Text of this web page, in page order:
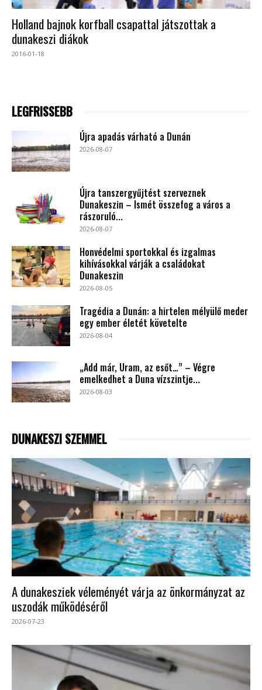
Holland bajnok korfball csapattal játszottak a
dunakeszi diákok
2016-01-18
LEGFRISSEBB
Újra apadás várható a Dunán
2026-08-07
Újra tanszergyűjtést szerveznek
Dunakeszin – Ismét összefog a város a
rászoruló...
2026-08-07
Honvédelmi sportokkal és izgalmas
kihívásokkal várják a családokat
Dunakeszin
2026-08-05
Tragédia a Dunán: a hirtelen mélyülő meder
egy ember életét követelte
2026-08-04
„Add már, Uram, az esőt…” – Végre
emelkedhet a Duna vízszintje...
2026-08-03
DUNAKESZI SZEMMEL
A dunakesziek véleményét várja az önkormányzat az
uszodák működéséről
2026-07-23